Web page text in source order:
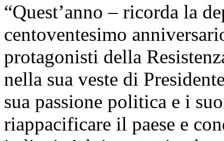
“Quest’anno – ricorda la
centoventesimo
protagonisti della
nella sua veste di
sua passione politica e i
riappacificare il paese e